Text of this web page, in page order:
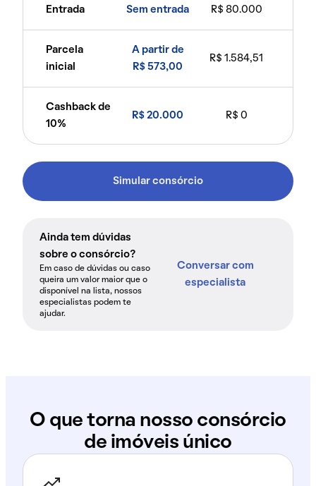
Entrada Sem entrada R$ 80.000
Parcela
inicial
A partir de
R$ 573,00
R$ 1.584,51
Cashback de
10%
R$ 20.000 R$ 0
Simular consórcio
Ainda tem dúvidas
sobre o consórcio?
Em caso de dúvidas ou caso
queira um valor maior que o
disponível na lista, nossos
especialistas podem te
ajudar.
Conversar com
especialista
O que torna nosso consórcio
de imóveis único